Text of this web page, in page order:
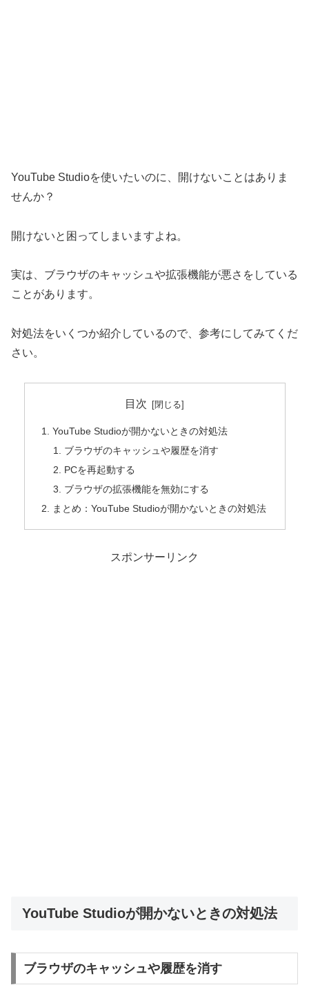
YouTube Studioを使いたいのに、開けないことはありま
せんか？
開けないと困ってしまいますよね。
実は、ブラウザのキャッシュや拡張機能が悪さをしている
ことがあります。
対処法をいくつか紹介しているので、参考にしてみてくだ
さい。
目次
YouTube Studioが開かないときの対処法
ブラウザのキャッシュや履歴を消す
PCを再起動する
ブラウザの拡張機能を無効にする
まとめ：YouTube Studioが開かないときの対処法
スポンサーリンク
YouTube Studioが開かないときの対処法
ブラウザのキャッシュや履歴を消す